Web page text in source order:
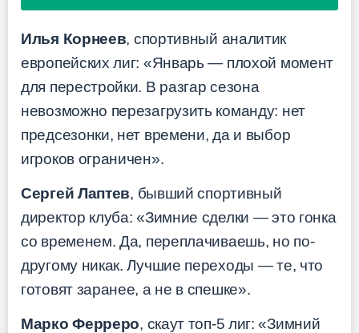
Илья Корнеев, спортивный аналитик
европейских лиг: «Январь — плохой момент
для перестройки. В разгар сезона
невозможно перезагрузить команду: нет
предсезонки, нет времени, да и выбор
игроков ограничен».
Сергей Лаптев, бывший спортивный
директор клуба: «Зимние сделки — это гонка
со временем. Да, переплачиваешь, но по-
другому никак. Лучшие переходы — те, что
готовят заранее, а не в спешке».
Марко Ферреро, скаут топ-5 лиг: «Зимний